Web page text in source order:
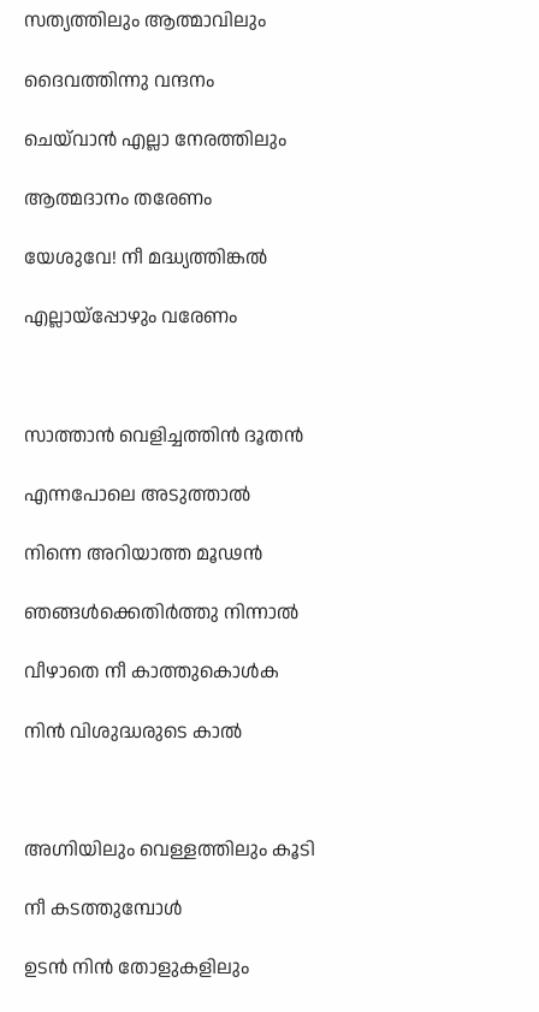
സത്യത്തിലും ആത്മാവിലും
ദൈവത്തിന്നു വന്ദനം
ചെയ്‌വാൻ എല്ലാ നേരത്തിലും
ആത്മദാനം തരേണം
യേശുവേ! നീ മദ്ധ്യത്തിങ്കൽ
എല്ലായ്പ്പോഴും വരേണം
സാത്താൻ വെളിച്ചത്തിൻ ദൂതൻ
എന്നപോലെ അടുത്താൽ
നിന്നെ അറിയാത്ത മൂഢൻ
ഞങ്ങൾക്കെതിർത്തു നിന്നാൽ
വീഴാതെ നീ കാത്തുകൊൾക
നിൻ വിശുദ്ധരുടെ കാൽ
അഗ്നിയിലും വെള്ളത്തിലും കൂടി
നീ കടത്തുമ്പോൾ
ഉടൻ നിൻ തോളുകളിലും